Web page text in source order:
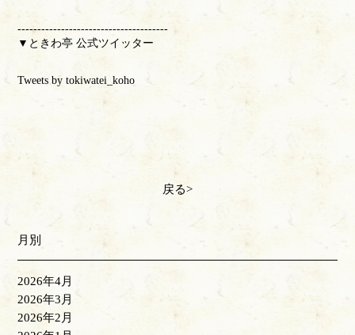
--------------------------------------
▼ときわ亭 公式ツイッター
Tweets by tokiwatei_koho
戻る
月別
2026年4月
2026年3月
2026年2月